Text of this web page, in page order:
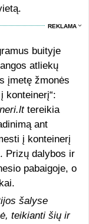
REKLAMA
buityje
atliekų
įmetę žmonės
konteinerį“:
tereikia
ant
į konteinerį
Prizų dalybos ir
pabaigoje, o
šalyse
teikianti šių ir